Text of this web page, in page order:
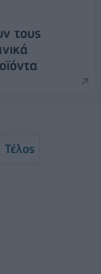
τους
Τέλος